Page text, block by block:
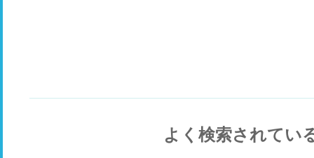
よく検索されてい